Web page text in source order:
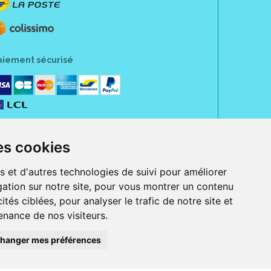
cookies
et d'autres technologies de suivi pour améliorer
sur notre site, pour vous montrer un contenu
ciblées, pour analyser le trafic de notre site et
de nos visiteurs.
mes préférences
sécurisé
Jeanne d' Harcourt, 80300 Albert.
ordonnance.
et iPod touch), ou sur Google Play (pour Androïd 5.0 ou version
Bancontact, PayPal.